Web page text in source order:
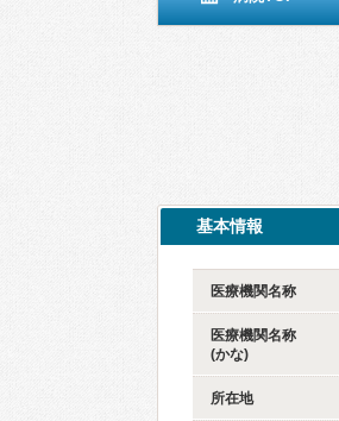
基本情報
医療機関名称
医療機関名称
(かな)
所在地